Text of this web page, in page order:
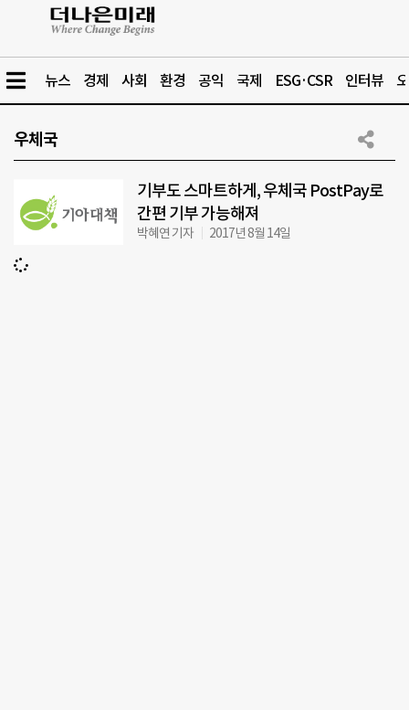
뉴스 경제 사회 환경 공익 국제 ESG·CSR 인터뷰
우체국
기부도 스마트하게, 우체국 PostPay로
간편 기부 가능해져
박혜연 기자 2017년 8월 14일